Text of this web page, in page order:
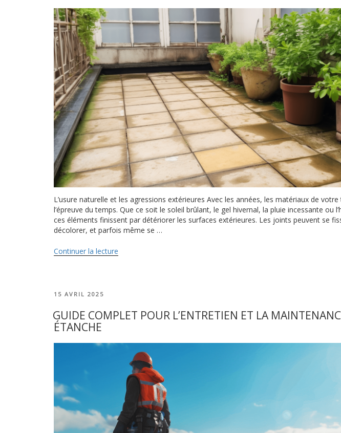
E
? »
L’usure naturelle et les agressions extérieures Avec les années, les matériaux de
l’épreuve du temps. Que ce soit le soleil brûlant, le gel hivernal, la pluie incessante ou
ces éléments finissent par détériorer les surfaces extérieures. Les joints peuvent se
décolorer, et parfois même se …
Continuer la lecture
? »
PUBLIÉ
15 AVRIL 2025
GUIDE COMPLET POUR L’ENTRETIEN ET LA
ÉTANCHE